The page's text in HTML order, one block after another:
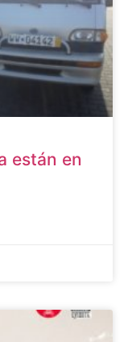
están en